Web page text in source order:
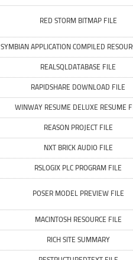
RED STORM BITMAP FILE
SYMBIAN APPLICATION COMPILED
REALSQLDATABASE FILE
RAPIDSHARE DOWNLOAD FILE
WINWAY RESUME DELUXE RESUME
REASON PROJECT FILE
NXT BRICK AUDIO FILE
RSLOGIX PLC PROGRAM FILE
POSER MODEL PREVIEW FILE
MACINTOSH RESOURCE FILE
RICH SITE SUMMARY